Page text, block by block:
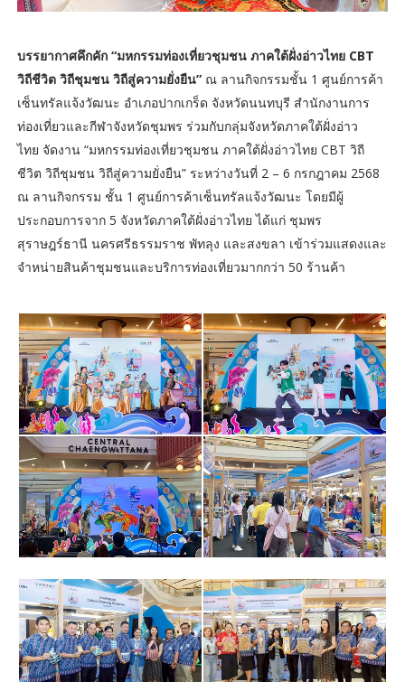
บรรยากาศคึกคัก “มหกรรมท่องเที่ยวชุมชน ภาคใต้ฝั่งอ่าวไทย CBT
วิถีชีวิต วิถีชุมชน วิถีสู่ความยั่งยืน” ณ ลานกิจกรรมชั้น 1 ศูนย์การค้า
เซ็นทรัลแจ้งวัฒนะ อำเภอปากเกร็ด จังหวัดนนทบุรี สำนักงานการ
ท่องเที่ยวและกีฬาจังหวัดชุมพร ร่วมกับกลุ่มจังหวัดภาคใต้ฝั่งอ่าว
ไทย จัดงาน “มหกรรมท่องเที่ยวชุมชน ภาคใต้ฝั่งอ่าวไทย CBT วิถี
ชีวิต วิถีชุมชน วิถีสู่ความยั่งยืน” ระหว่างวันที่ 2 – 6 กรกฎาคม 2568
ณ ลานกิจกรรม ชั้น 1 ศูนย์การค้าเซ็นทรัลแจ้งวัฒนะ โดยมีผู้
ประกอบการจาก 5 จังหวัดภาคใต้ฝั่งอ่าวไทย ได้แก่ ชุมพร
สุราษฎร์ธานี นครศรีธรรมราช พัทลุง และสงขลา เข้าร่วมแสดงและ
จำหน่ายสินค้าชุมชนและบริการท่องเที่ยวมากกว่า 50 ร้านค้า